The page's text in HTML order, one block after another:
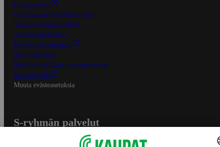
Oiva-raportit
Osuuskauppojen yhteystiedot
Tilaus- ja toimitusehdot
Tietosuojakäytäntö
Palvelun käyttöehdot
Saavutettavuus
Mobiilisovelluksen saavutettavuus
Mainostajalle
Muuta evästeasetuksia
S-ryhmän palvelut